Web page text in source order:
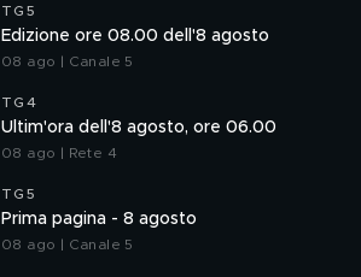
TG5
Edizione ore 08.00 dell'8 agosto
08 ago | Canale 5
TG4
Ultim'ora dell'8 agosto, ore 06.00
08 ago | Rete 4
TG5
Prima pagina - 8 agosto
08 ago | Canale 5